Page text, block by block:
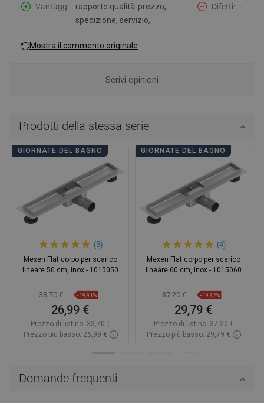
Domande frequenti
Vantaggi
rapporto qualità-prezzo,
spedizione, servizio,
Difetti -
Mostra il commento originale
Scrivi opinioni
Prodotti della stessa serie
GIORNATE DEL BAGNO
(5)
Mexen Flat corpo per scarico
lineare 50 cm, inox - 1015050
33,70 € -19,91%
26,99 €
Prezzo di listino: 33,70 €
Prezzo più basso: 26,99 €
GIORNATE DEL BAGNO
(4)
Mexen Flat corpo per scarico
lineare 60 cm, inox - 1015060
37,20 € -19,92%
29,79 €
Prezzo di listino: 37,20 €
Prezzo più basso: 29,79 €